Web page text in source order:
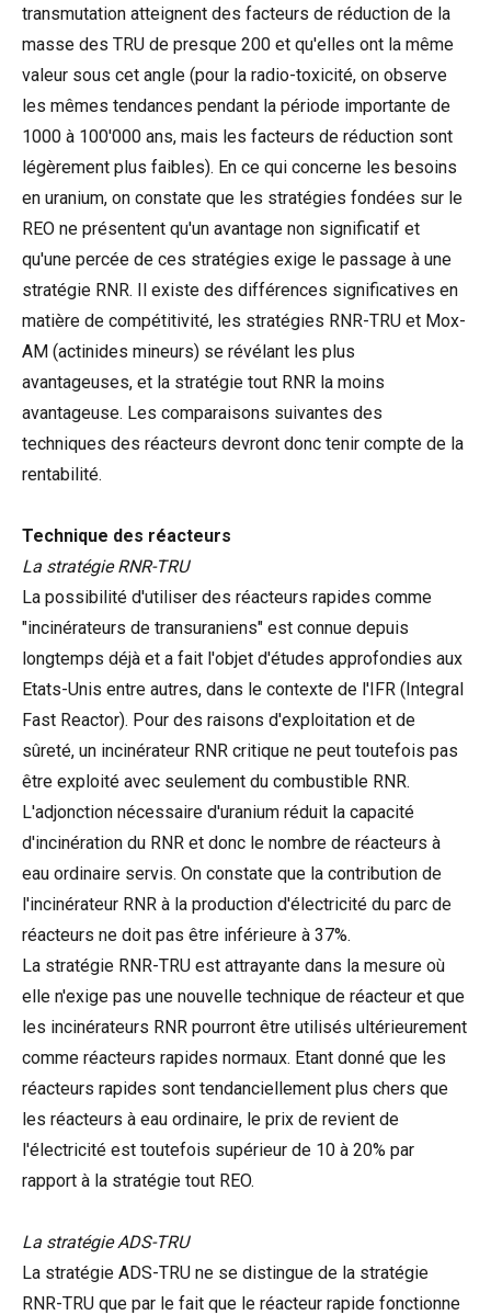
transmutation atteignent des facteurs de réduction de la
masse des TRU de presque 200 et qu'elles ont la même
valeur sous cet angle (pour la radio-toxicité, on observe
les mêmes tendances pendant la période importante de
1000 à 100'000 ans, mais les facteurs de réduction sont
légèrement plus faibles). En ce qui concerne les besoins
en uranium, on constate que les stratégies fondées sur le
REO ne présentent qu'un avantage non significatif et
qu'une percée de ces stratégies exige le passage à une
stratégie RNR. Il existe des différences significatives en
matière de compétitivité, les stratégies RNR-TRU et Mox-
AM (actinides mineurs) se révélant les plus
avantageuses, et la stratégie tout RNR la moins
avantageuse. Les comparaisons suivantes des
techniques des réacteurs devront donc tenir compte de la
rentabilité.
Technique des réacteurs
La stratégie RNR-TRU
La possibilité d'utiliser des réacteurs rapides comme
"incinérateurs de transuraniens" est connue depuis
longtemps déjà et a fait l'objet d'études approfondies aux
Etats-Unis entre autres, dans le contexte de l'IFR (Integral
Fast Reactor). Pour des raisons d'exploitation et de
sûreté, un incinérateur RNR critique ne peut toutefois pas
être exploité avec seulement du combustible RNR.
L'adjonction nécessaire d'uranium réduit la capacité
d'incinération du RNR et donc le nombre de réacteurs à
eau ordinaire servis. On constate que la contribution de
l'incinérateur RNR à la production d'électricité du parc de
réacteurs ne doit pas être inférieure à 37%.
La stratégie RNR-TRU est attrayante dans la mesure où
elle n'exige pas une nouvelle technique de réacteur et que
les incinérateurs RNR pourront être utilisés ultérieurement
comme réacteurs rapides normaux. Etant donné que les
réacteurs rapides sont tendanciellement plus chers que
les réacteurs à eau ordinaire, le prix de revient de
l'électricité est toutefois supérieur de 10 à 20% par
rapport à la stratégie tout REO.
La stratégie ADS-TRU
La stratégie ADS-TRU ne se distingue de la stratégie
RNR-TRU que par le fait que le réacteur rapide fonctionne